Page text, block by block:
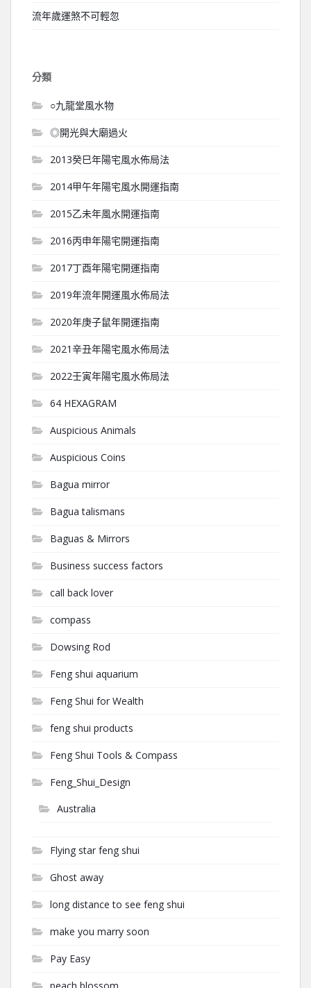
流年歲運煞不可輕忽
分類
○九龍堂風水物
◎開光與大廟過火
2013癸巳年陽宅風水佈局法
2014甲午年陽宅風水開運指南
2015乙未年風水開運指南
2016丙申年陽宅開運指南
2017丁酉年陽宅開運指南
2019年流年開運風水佈局法
2020年庚子鼠年開運指南
2021辛丑年陽宅風水佈局法
2022壬寅年陽宅風水佈局法
64 HEXAGRAM
Auspicious Animals
Auspicious Coins
Bagua mirror
Bagua talismans
Baguas & Mirrors
Business success factors
call back lover
compass
Dowsing Rod
Feng shui aquarium
Feng Shui for Wealth
feng shui products
Feng Shui Tools & Compass
Feng_Shui_Design
Australia
Flying star feng shui
Ghost away
long distance to see feng shui
make you marry soon
Pay Easy
peach blossom